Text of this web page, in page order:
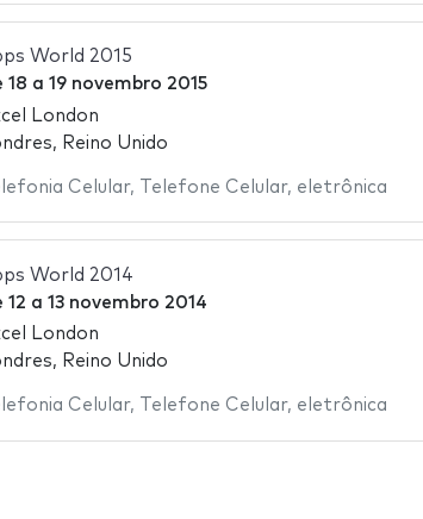
World 2015
18 a 19 novembro 2015
London
Reino Unido
Celular, Telefone Celular, eletrônica
World 2014
12 a 13 novembro 2014
London
Reino Unido
Celular, Telefone Celular, eletrônica